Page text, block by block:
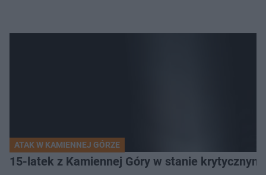
ATAK W KAMIENNEJ GÓRZE
15-latek z Kamiennej Góry w stanie